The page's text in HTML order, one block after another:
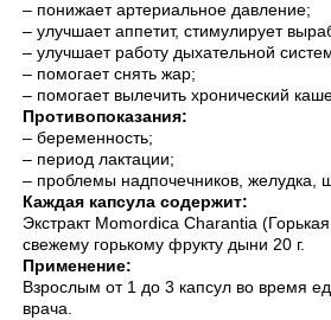
– понижает артериальное давление;
– улучшает аппетит, стимулирует
– улучшает работу дыхательной
– помогает снять жар;
– помогает вылечить хронический
Противопоказания:
– беременность;
– период лактации;
– проблемы надпочечников, желудка,
Каждая капсула содержит:
Экстракт Momordica Сharantia
свежему горькому фрукту дыни 20 г.
Применение:
Взрослым от 1 до 3 капсул во время
врача.